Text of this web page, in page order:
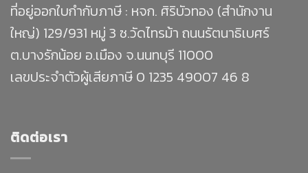
ที่อยู่ออกใบกำกับภาษี : หจก. ศิริบัวทอง (สำนักงาน
ใหญ่) 129/931 หมู่ 3 ซ.วัดไทรม้า ถนนรัตนาธิเบศร์
ต.บางรักน้อย อ.เมือง จ.นนทบุรี 11000
เลขประจำตัวผู้เสียภาษี 0 1235 49007 46 8
ติดต่อเรา